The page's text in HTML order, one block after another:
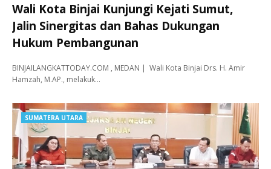
Wali Kota Binjai Kunjungi Kejati Sumut,
Jalin Sinergitas dan Bahas Dukungan
Hukum Pembangunan
BINJAILANGKATTODAY.COM , MEDAN | Wali Kota Binjai Drs. H. Amir
Hamzah, M.AP., melakuk…
SUMATERA UTARA